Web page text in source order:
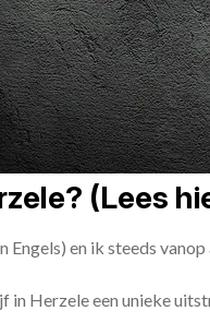
(Lees
Engels) en ik steeds
in Herzele een unieke